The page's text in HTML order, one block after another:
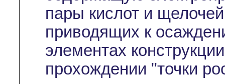
пары кислот и
приводящих к
элементах
прохождении "точки